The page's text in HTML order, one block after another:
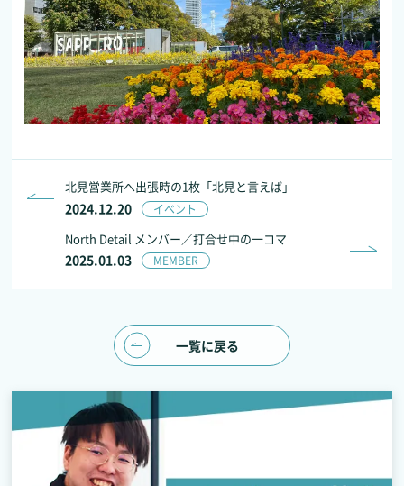
2024.12.20 イベント
北見営業所へ出張時の1枚「北見と言えば」
2025.01.03 MEMBER
North Detail メンバー／打合せ中の一コマ
一覧に戻る